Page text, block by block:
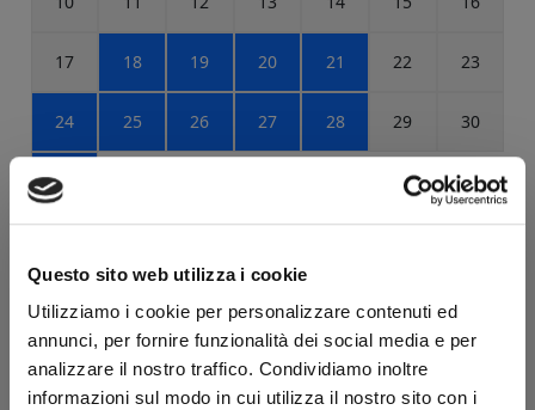
Questo sito web utilizza i cookie
Utilizziamo i cookie per personalizzare contenuti ed
annunci, per fornire funzionalità dei social media e per
analizzare il nostro traffico. Condividiamo inoltre
informazioni sul modo in cui utilizza il nostro sito con i